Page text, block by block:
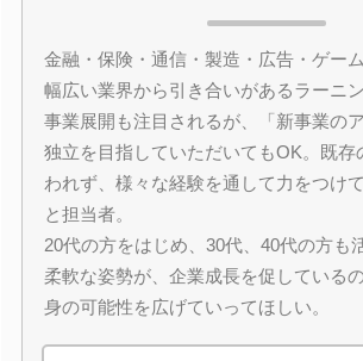
金融・保険・通信・製造・広告・ゲー
幅広い業界から引き合いがあるラーニ
事業展開も注目されるが、「新事業の
独立を目指していただいてもOK。既存
われず、様々な経験を通して力をつけ
と担当者。
20代の方をはじめ、30代、40代の方も
柔軟な姿勢が、企業成長を促している
身の可能性を広げていってほしい。